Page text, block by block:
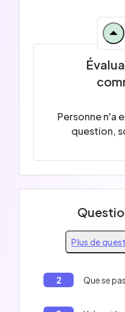
Personne n'a
question,
Plus de
2